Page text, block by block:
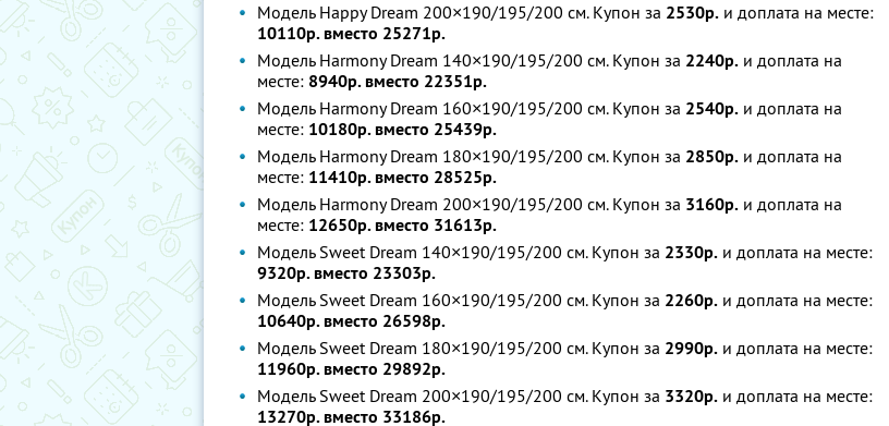
Модель Happy Dream 200×190/195/200 см. Купон за 2530р. и доплата на месте:
10110р. вместо 25271р.
Модель Harmony Dream 140×190/195/200 см. Купон за 2240р. и доплата на
месте: 8940р. вместо 22351р.
Модель Harmony Dream 160×190/195/200 см. Купон за 2540р. и доплата на
месте: 10180р. вместо 25439р.
Модель Harmony Dream 180×190/195/200 см. Купон за 2850р. и доплата на
месте: 11410р. вместо 28525р.
Модель Harmony Dream 200×190/195/200 см. Купон за 3160р. и доплата на
месте: 12650р. вместо 31613р.
Модель Sweet Dream 140×190/195/200 см. Купон за 2330р. и доплата на месте:
9320р. вместо 23303р.
Модель Sweet Dream 160×190/195/200 см. Купон за 2260р. и доплата на месте:
10640р. вместо 26598р.
Модель Sweet Dream 180×190/195/200 см. Купон за 2990р. и доплата на месте:
11960р. вместо 29892р.
Модель Sweet Dream 200×190/195/200 см. Купон за 3320р. и доплата на месте:
13270р. вместо 33186р.